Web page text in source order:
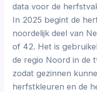
data voor de
In 2025 begint de
noordelijk deel van
of 42. Het is
de regio Noord in de
zodat gezinnen
herfstkleuren en de